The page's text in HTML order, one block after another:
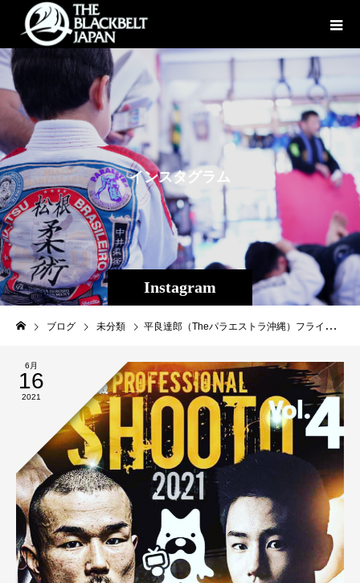
Instagram
インスタグラ ム
ブログ 未分類 平良達郎（Theパラエストラ沖縄）フライ級チャンピオンシップ&旭那拳（パラエストラ沖縄）が出場する7/4(日)プロフェッショナル修斗大阪大会のABEMA無料生中継が決定致しました！会場に来れない方も沖縄の自宅で無料、LIVEで観戦、応援が可能です。視聴URL：・第1部：https://abe.ma/2T9oR9S・第2部：https://abe.ma/2T9oR9S沖縄からのパワーを是非画面を通して届けていただければ幸いです、皆様応援宜しくお願いします！以下主催者発表より↓『ABEMA』緊急生中継が決定！7.4プロフェッショナル修斗 in OSAKA第1部、第2部を『ABEMA』格闘チャンネルで緊急生中継が決定！注目の一戦！世界王者福田龍彌vs “スーパーノヴァ”平良達郎のチャンピオンシップ話題のCKC2021-54kgワンデートーナメントも放送されます！7.4PROFESSIONAL SHOOTO 2021 Vol.4 in OSAKA を『ABEMA』格闘チャンネルにて生中継されることが緊急決定いたしました。第1部では、無敗の快進撃を続ける有井渚海を止めるのは誰だ!?話題のキックボクシング次世代のスターが集結するCKC2021-54kgワンデートーナメント一回戦とキャプテン☆アフリカ vs マックス・ザ・ボディをメインに山本健斗デリカット vs 高橋孝徳など全8試合をラインナップ。第2部では注目の世界フライ級チャンピオンシップ福田龍彌 vs 平良達郎をメインに“修斗の新世代対決”田上こゆる vs 安芸柊斗、そしてCKC-54kgトーナメント準決勝、決勝を行います。普段は後楽園ホール大会を中心に放送されていた『ABEMA』が今回の初めてプロ修斗大阪大会をオンエア。解説陣には青木真也選手と朴光哲氏を迎えてお送り致します。注目の7.4プロ修斗大阪大会がいよいよ『ABEMA』で生中継！会場にお越しになれない方は是非『ABEMA』でご視聴ください。■ABEMA『PROFESSIONAL SHOOTO 2021 Vol.4 in OSAKA』 番組概要配信日時：2021年7月4日（日）・第1部 12時45分～16時00分（予定）・第2部 16時00分～20時00分（予定） 視聴URL：・第1部：https://abe.ma/2T9oR9S ・第2部：https://abe.ma/352EdQg 解説：青木真也 朴光哲放送予定対戦カード［第1部］▼72kg契約5分3Rキャプテン☆アフリカ（同級環太平洋王者/総合格闘技道場コブラ会）vsマックス・ザ・ボディ（BRAVE）▼フェザー級5分3R山本ケントデリカット（同級世界8位/総合格闘技道場コブラ会）vs高橋孝徳（同級環太平洋9位/リバーサルジム 新宿Me,we）▼バンタム級5分2Rダイキライトイヤー（修斗ジム神戸）vs前川大輔（総合格闘技道場コブラ会）▼バンタム級5分2R青柳洸志（修斗ジム神戸）vsキシシ（MIBURO）▼CKC2021-54kgトーナメント一回戦 第1試合3分3R木下悦志（KICK LAB）vs匠朗（KSS健生館）▼CKC2021-54kgトーナメント一回戦 第2試合 3分3R有井渚海（及川道場）vs大森隆之介（EX ARES）▼CKC2021-54kgトーナメント一回戦 第3試合 3分3R田渕神太（拳聖塾）vs鷹介（魁塾）▼CKC2021-54kgトーナメント一回戦 第4試合 3分3R寺山遼冴（TEAM TEPPEN）vs内藤啓人（BELL WOOD FIGHT TEAM）［第2部］▼世界フライ級チャンピオンシップ5分5R福田龍彌（王者・初防衛戦／MIBURO）vs平良達郎（挑戦者・同級1位／Theパラエストラ沖縄）▼CKC2021-54kgトーナメント決勝 3分3R ※第2部にて実施準決勝 第1試合の勝者vs準決勝 第2試合の勝者▼ストロー級5分3R田上こゆる（同級世界位/BLOWS）vs安芸柊斗（同級世界位/MMAZジム）▼ストロー級5分3Rマッチョ・ザ・バタフライ（総合格闘技道場コブラ会）vs旭那拳（Theパラエストラ沖縄）▼フェザー級級5分2Rムテカツ（ゴンズジム）vs神武羅☆ヒカル（NEW GROUND）※デビュー戦▼バンタム級5分2Rエダ塾長こうすけ（MIBURO）vs左海清之（リライアブル）※デビュー戦▼CKC2021-54kgトーナメント準決勝 第1試合3分3R ※第2部にて実施1回戦第1試合の勝者vs1回戦第2試合の勝者▼CKC2021-54kgトーナメント準決勝 第2試合3分3R ※第2部にて実施1回戦 第3試合の勝者vs1回戦 第4試合の勝者#平良達郎#旭那拳#shooto0704#CKC2021#パラエストラ #沖縄 #那覇 #与儀 #MMA #shooto #コザ #総合格闘技 #修斗 #キックボクシング #柔術 #jiujitsu #ダイエット
6月
16
2021